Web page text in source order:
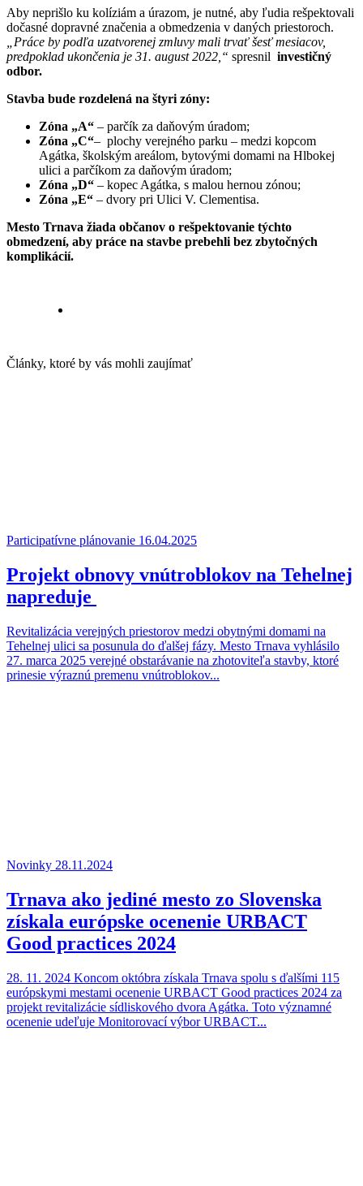
Aby neprišlo ku kolíziám a úrazom, je nutné, aby ľudia rešpektovali
dočasné dopravné značenia a obmedzenia v daných priestoroch.
„Práce by podľa uzatvorenej zmluvy mali trvať šesť mesiacov,
predpoklad ukončenia je 31. august 2022,“ spresnil investičný
odbor.
Stavba bude rozdelená na štyri zóny:
Zóna „A“ – parčík za daňovým úradom;
Zóna „C“– plochy verejného parku – medzi kopcom
Agátka, školským areálom, bytovými domami na Hlbokej
ulici a parčíkom za daňovým úradom;
Zóna „D“ – kopec Agátka, s malou hernou zónou;
Zóna „E“ – dvory pri Ulici V. Clementisa.
Mesto Trnava žiada občanov o rešpektovanie týchto
obmedzení, aby práce na stavbe prebehli bez zbytočných
komplikácií.
Články, ktoré by vás mohli zaujímať
Participatívne plánovanie 16.04.2025
Projekt obnovy vnútroblokov na Tehelnej
napreduje
Revitalizácia verejných priestorov medzi obytnými domami na
Tehelnej ulici sa posunula do ďalšej fázy. Mesto Trnava vyhlásilo
27. marca 2025 verejné obstarávanie na zhotoviteľa stavby, ktoré
prinesie výraznú premenu vnútroblokov...
Novinky 28.11.2024
Trnava ako jediné mesto zo Slovenska
získala európske ocenenie URBACT
Good practices 2024
28. 11. 2024 Koncom októbra získala Trnava spolu s ďalšími 115
európskymi mestami ocenenie URBACT Good practices 2024 za
projekt revitalizácie sídliskového dvora Agátka. Toto významné
ocenenie udeľuje Monitorovací výbor URBACT...